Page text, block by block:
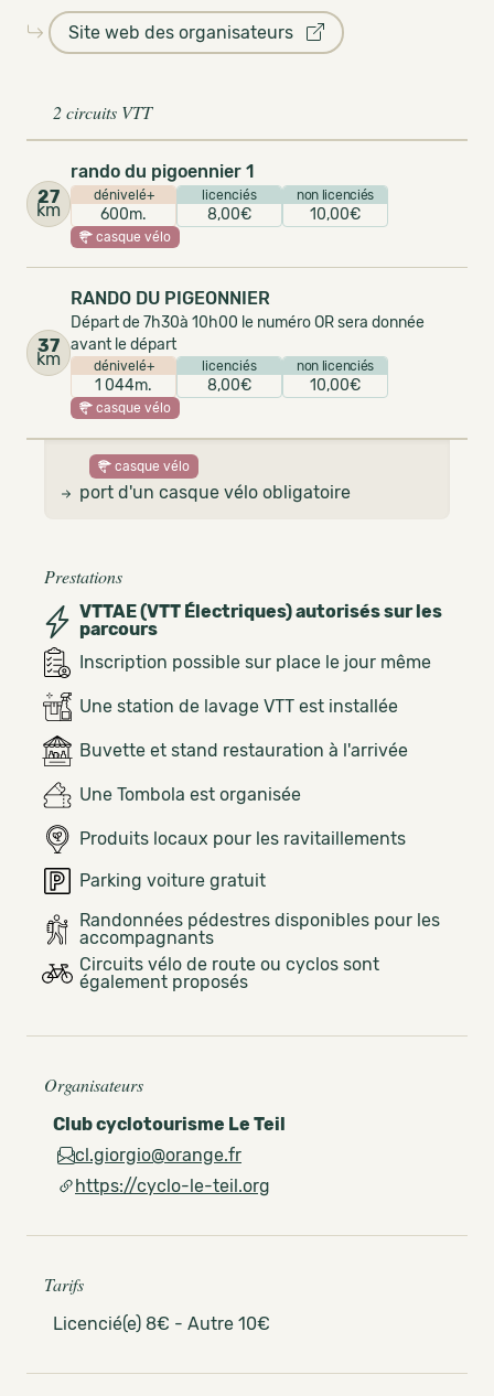
Site web des organisateurs
2 circuits VTT
27
km
rando du pigoennier 1
dénivelé+
600m.
licenciés
8,00€
non licenciés
10,00€
casque vélo
37
km
RANDO DU PIGEONNIER
Départ de 7h30à 10h00 le numéro OR sera donnée
avant le départ
dénivelé+
1 044m.
licenciés
8,00€
non licenciés
10,00€
casque vélo
casque vélo
port d'un casque vélo obligatoire
Prestations
VTTAE (VTT Électriques) autorisés sur les
parcours
Inscription possible sur place le jour même
Une station de lavage VTT est installée
Buvette et stand restauration à l'arrivée
Une Tombola est organisée
Produits locaux pour les ravitaillements
Parking voiture gratuit
Randonnées pédestres disponibles pour les
accompagnants
Circuits vélo de route ou cyclos sont
également proposés
Organisateurs
Club cyclotourisme Le Teil
cl.giorgio@orange.fr
https://cyclo-le-teil.org
Tarifs
Licencié(e) 8€ - Autre 10€